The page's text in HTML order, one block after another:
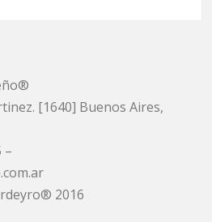
[1640] Buenos Aires,
–
2016